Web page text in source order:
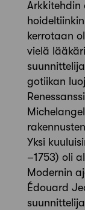
kerrotaan
vielä
gotiikan
Yksi
–1753) oli
Modernin
Édouard